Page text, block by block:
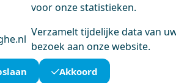
voor onze statistieken.
Verzamelt tijdelijke data van
bezoek aan onze website.
Akkoord